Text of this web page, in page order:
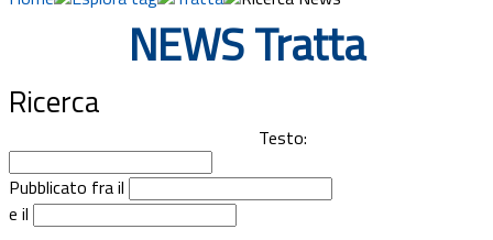
Eventi
Progetti
Documenti
NEWS Tratta
Ricerca
Testo:
Pubblicato fra il
e il